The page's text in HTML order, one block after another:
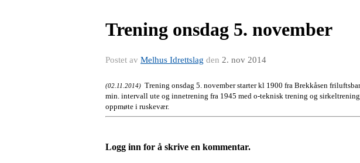
Trening onsdag 5. november
Postet av Melhus Idrettslag den 2. nov 2014
(02.11.2014) Trening onsdag 5. november starter kl 1900 fra Brekkåsen
min. intervall ute og innetrening fra 1945 med o-teknisk trening og
oppmøte i ruskevær.
Logg inn for å skrive en kommentar.